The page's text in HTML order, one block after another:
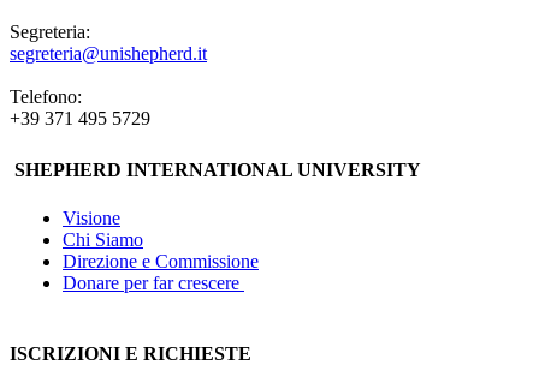
Segreteria:
segreteria@unishepherd.it
Telefono:
+39 371 495 5729
SHEPHERD INTERNATIONAL UNIVERSITY
Visione
Chi Siamo
Direzione e Commissione
Donare per far crescere
ISCRIZIONI E RICHIESTE